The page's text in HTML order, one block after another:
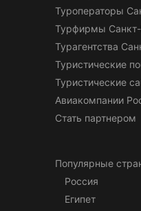
Туроператоры
Турфирмы Санкт-
Турагентства
Туристические
Туристические
Авиакомпании
Стать партнером
Популярные
Россия
Египет